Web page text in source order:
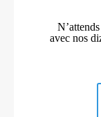
avec nos